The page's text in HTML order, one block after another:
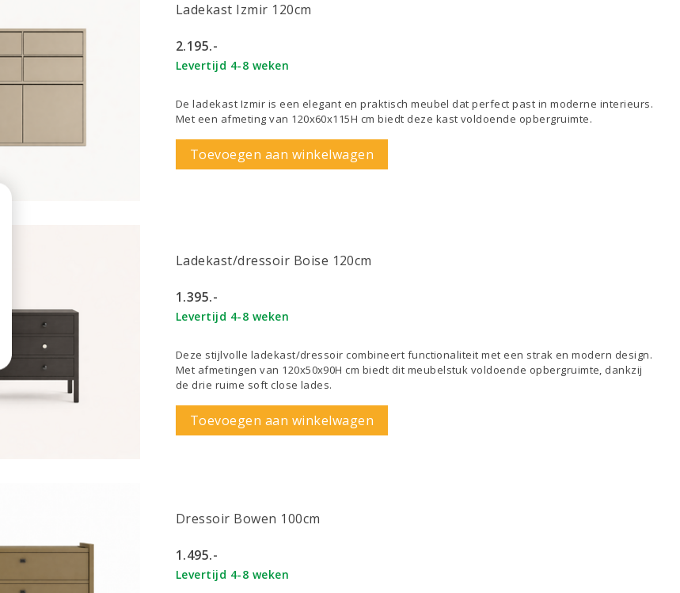
Ladekast Izmir 120cm
2.195.-
Levertijd 4-8 weken
De ladekast Izmir is een elegant en praktisch meubel dat perfect past in moderne interieurs.
Met een afmeting van 120x60x115H cm biedt deze kast voldoende opbergruimte.
Toevoegen aan winkelwagen
Ladekast/dressoir Boise 120cm
1.395.-
Levertijd 4-8 weken
Deze stijlvolle ladekast/dressoir combineert functionaliteit met een strak en modern design.
Met afmetingen van 120x50x90H cm biedt dit meubelstuk voldoende opbergruimte, dankzij
de drie ruime soft close lades.
Toevoegen aan winkelwagen
Dressoir Bowen 100cm
1.495.-
Levertijd 4-8 weken